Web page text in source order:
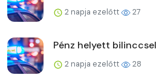
2 napja ezelőtt 27
Pénz helyett
2 napja ezelőtt 28